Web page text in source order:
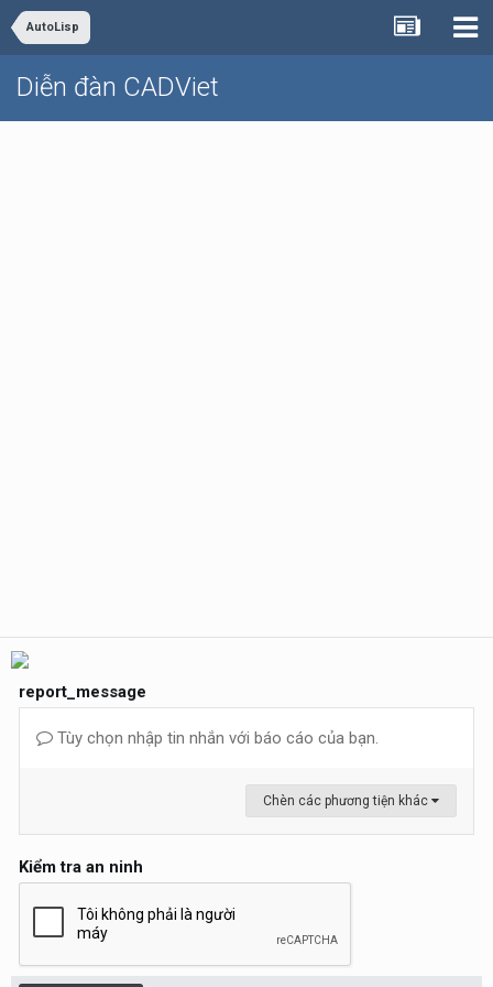
AutoLisp
Diễn đàn CADViet
report_message
Tùy chọn nhập tin nhắn với báo cáo của bạn.
Chèn các phương tiện khác
Kiểm tra an ninh